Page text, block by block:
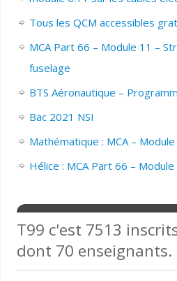
Tous les QCM accessibles
MCA Part 66 – Module 11 –
fuselage
BTS Aéronautique –
Bac 2021 NSI
Mathématique : MCA –
Hélice : MCA Part 66 –
T99 c'est 7513
dont 70 enseignants.